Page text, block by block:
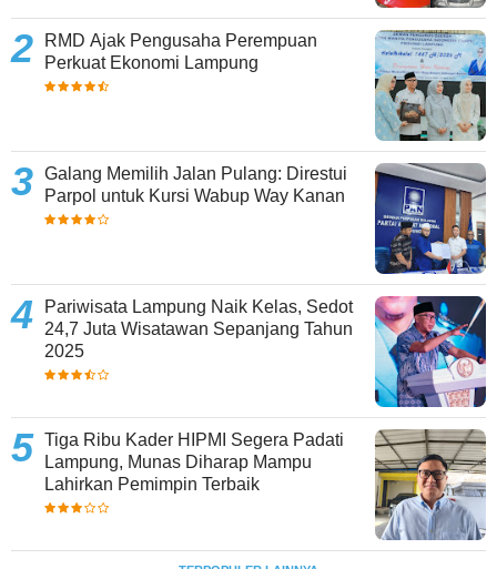
RMD Ajak Pengusaha Perempuan
Perkuat Ekonomi Lampung
Galang Memilih Jalan Pulang: Direstui
Parpol untuk Kursi Wabup Way Kanan
Pariwisata Lampung Naik Kelas, Sedot
24,7 Juta Wisatawan Sepanjang Tahun
2025
Tiga Ribu Kader HIPMI Segera Padati
Lampung, Munas Diharap Mampu
Lahirkan Pemimpin Terbaik